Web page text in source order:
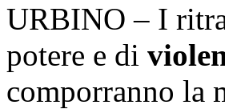
URBINO – I
potere e di
comporranno la